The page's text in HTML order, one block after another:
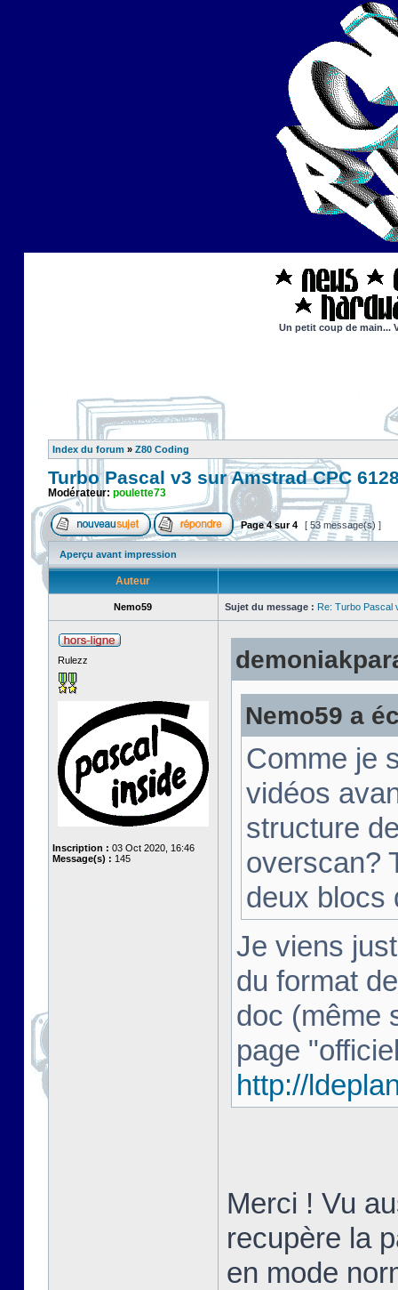
Un petit coup de main...
Index du forum » Z80 Coding
Turbo Pascal v3 sur Amstrad CPC
Modérateur: poulette73
Page4sur4 [ 53 message(s) ]
Aperçu avant impression
Auteur
Nemo59 Sujet du message : Re: Turbo Pascal
Rulezz
Inscription : 03 Oct 2020, 16:46
Message(s) : 145
Nemo59 a
Comme je
vidéos
structure
overscan?
deux
Je viens
du format
doc (même
page
http://
Merci ! Vu
recupère la
en mode